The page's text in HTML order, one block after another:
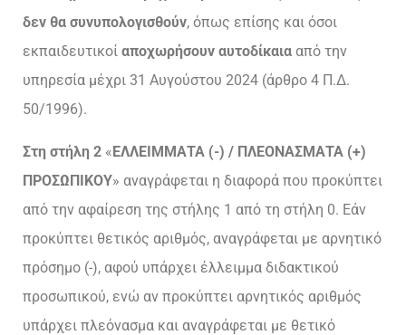
δεν θα συνυπολογισθούν, όπως επίσης και όσοι
εκπαιδευτικοί αποχωρήσουν αυτοδίκαια από την
υπηρεσία μέχρι 31 Αυγούστου 2024 (άρθρο 4 Π.Δ.
50/1996).
Στη στήλη 2 «ΕΛΛΕΙΜΜΑΤΑ (-) / ΠΛΕΟΝΑΣΜΑΤΑ (+)
ΠΡΟΣΩΠΙΚΟΥ» αναγράφεται η διαφορά που προκύπτει
από την αφαίρεση της στήλης 1 από τη στήλη 0. Εάν
προκύπτει θετικός αριθμός, αναγράφεται με αρνητικό
πρόσημο (-), αφού υπάρχει έλλειμμα διδακτικού
προσωπικού, ενώ αν προκύπτει αρνητικός αριθμός
υπάρχει πλεόνασμα και αναγράφεται με θετικό